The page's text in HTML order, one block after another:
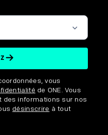
options
vous
de ONE. Vous
des informations sur nos
désinscrire à tout